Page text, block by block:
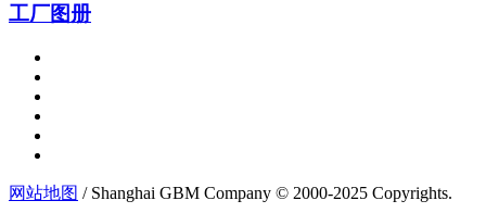
工厂图册
网站地图 / Shanghai GBM Company © 2000-2025 Copyrights.